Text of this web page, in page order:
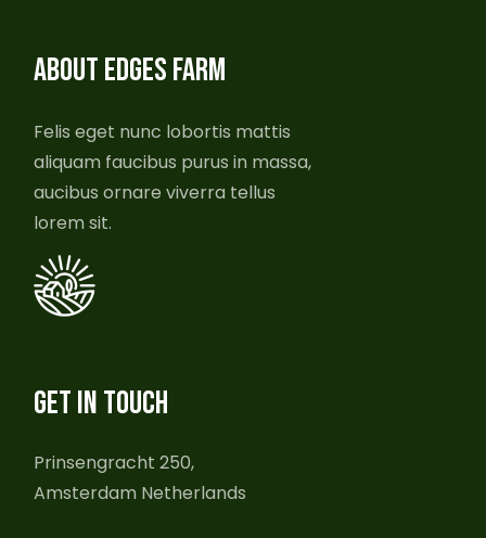
ABOUT EDGES FARM
Felis eget nunc lobortis mattis
aliquam faucibus purus in massa,
aucibus ornare viverra tellus
lorem sit.
GET IN TOUCH
Prinsengracht 250,
Amsterdam Netherlands